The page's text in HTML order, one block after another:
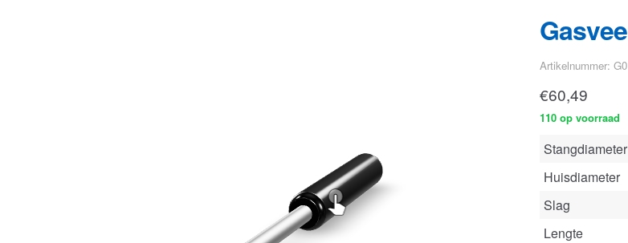
110 op voorraad
Stangdiameter
Huisdiameter
Slag
Lengte
Kracht
Schroefdraad
Progressie